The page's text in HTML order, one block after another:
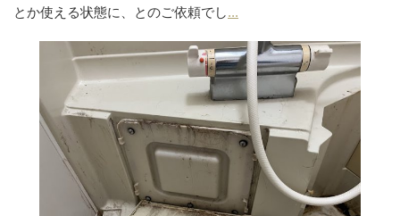
とか使える状態に、とのご依頼でし...